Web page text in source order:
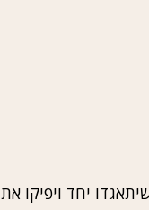
יחד ויפיקו את